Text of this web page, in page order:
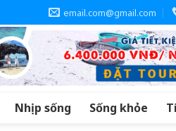
email.com@gmail.com
Nhịp sống Sống khỏe